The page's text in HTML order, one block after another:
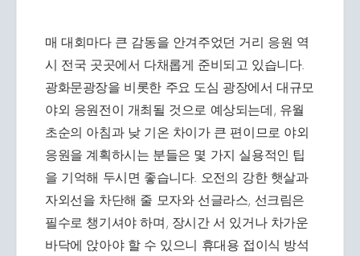
매 대회마다 큰 감동을 안겨주었던 거리 응원 역
시 전국 곳곳에서 다채롭게 준비되고 있습니다.
광화문광장을 비롯한 주요 도심 광장에서 대규모
야외 응원전이 개최될 것으로 예상되는데, 유월
초순의 아침과 낮 기온 차이가 큰 편이므로 야외
응원을 계획하시는 분들은 몇 가지 실용적인 팁
을 기억해 두시면 좋습니다. 오전의 강한 햇살과
자외선을 차단해 줄 모자와 선글라스, 선크림은
필수로 챙기셔야 하며, 장시간 서 있거나 차가운
바닥에 앉아야 할 수 있으니 휴대용 접이식 방석